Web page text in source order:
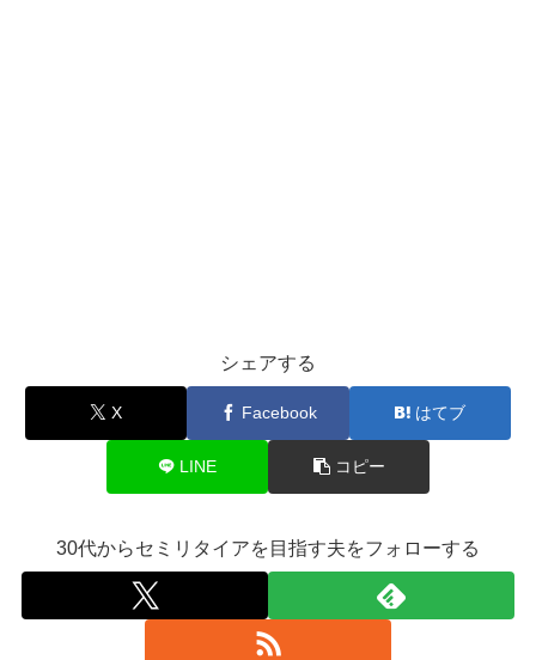
シェアする
X Facebook はてブ
LINE コピー
30代からセミリタイアを目指す夫をフォローする